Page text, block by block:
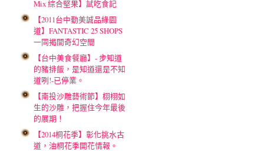
Mix 綜合堅果】試吃食記
【2011台中勤美誠品綠園
道】FANTASTIC 25 SHOPS
一同揭開奇幻空間
【台中美食餐廳】- 步知道
的豬排飯，是知道還是不知
道咧!-已停業。
【南投沙雕藝術節】栩栩如
生的沙雕，把握住今年最後
的展期！
【2014桐花季】彰化挑水古
道，油桐花季開花情報。